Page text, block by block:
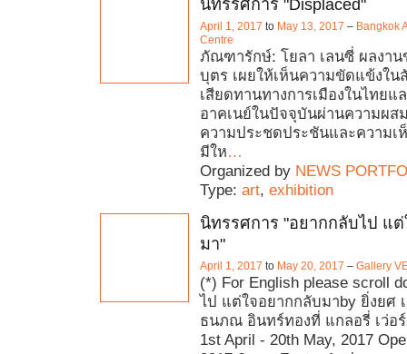
นิทรรศการ "Displaced"
April 1, 2017 to May 13, 2017 – Bangkok
Centre
ภัณฑารักษ์: โยลา เลนซี่ ผลงาน
บุตร เผยให้เห็นความขัดแข้งใน
เสียดทานทางการเมืองในไทยแ
อาคเนย์ในปัจจุบันผ่านความผส
ความประชดประชันและความเ
มีให…
Organized by NEWS
Type: art, exhibition
นิทรรศการ "อยากกลับไป แ
มา"
April 1, 2017 to May 20, 2017 – Gallery
(*) For English please scroll
ไป แต่ใจอยากกลับมาby ยิ่งยศ
ธนภณ อินทร์ทองที่ แกลอรี่ เว่อ
1st April - 20th May, 2017